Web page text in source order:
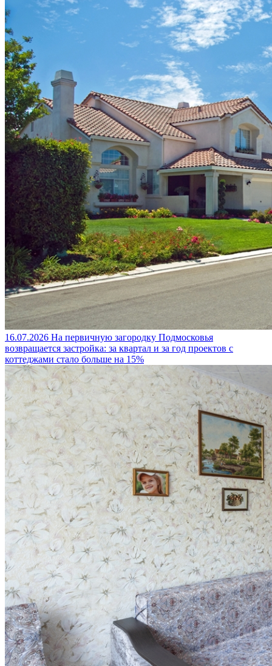
16.07.2026 На первичную загородку Подмосковья
возвращается застройка: за квартал и за год проектов с
коттеджами стало больше на 15%